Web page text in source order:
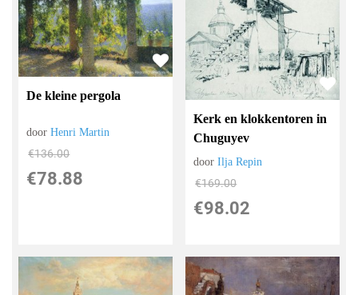
De kleine pergola
doorHenri Martin
€136.00
€78.88
Kerk en klokkentoren in
Chuguyev
doorIlja Repin
€169.00
€98.02